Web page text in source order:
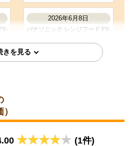
選定がしやすかった
2026年6月8日
パナソニック レンジフード FY-
2026年5月19日
(1件)